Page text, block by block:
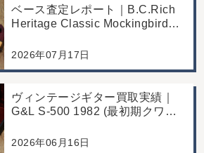
ベース査定レポート｜B.C.Rich
Heritage Classic Mockingbird
にて買取
2026年07月17日
ヴィンテージギター買取実績｜
G&L S-500 1982 (最初期クワガ
買取/コンディション良好の査定
2026年06月16日